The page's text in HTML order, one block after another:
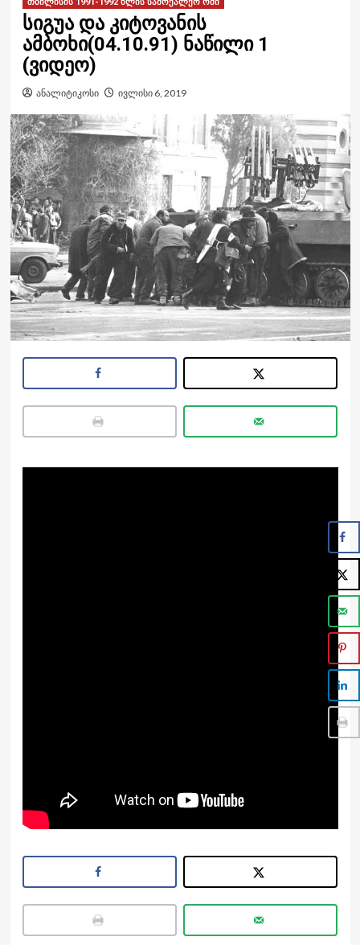
სიგუა და კიტოვანის
ამბოხი(04.10.91) ნაწილი 1
(ვიდეო)
ანალიტიკოსი ივლისი 6, 2019